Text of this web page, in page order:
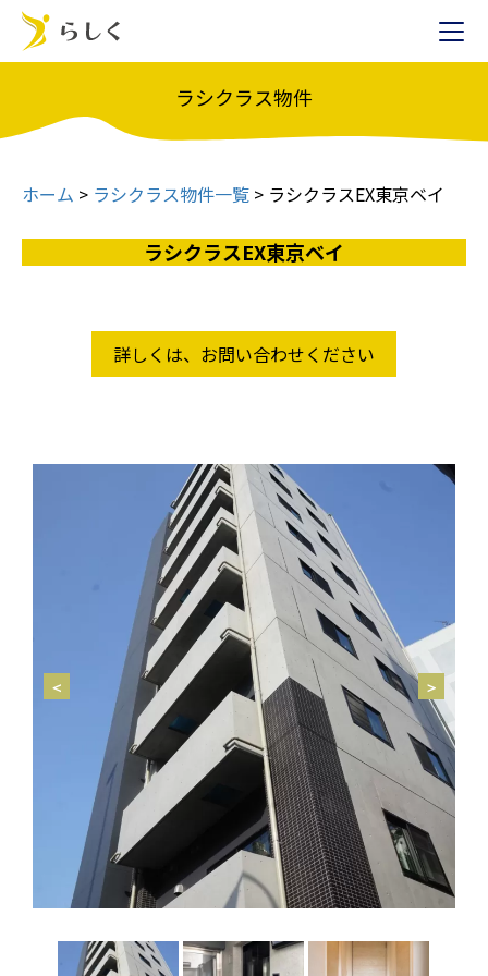
ラシクラス物件
ホーム > ラシクラス物件一覧 > ラシクラスEX東京ベイ
ラシクラスEX東京ベイ
詳しくは、お問い合わせください